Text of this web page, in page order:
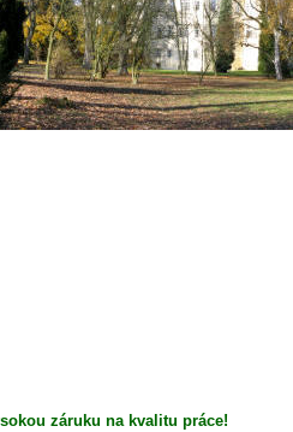
záruku na kvalitu práce!